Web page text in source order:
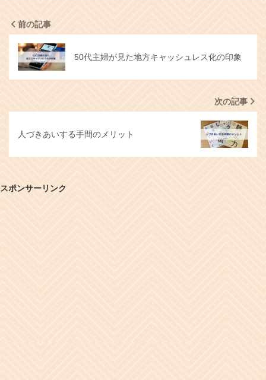
前の記事
50代主婦が見た地方キャッシュレス化の印象
次の記事
人づきあいする手間のメリット
スポンサーリンク